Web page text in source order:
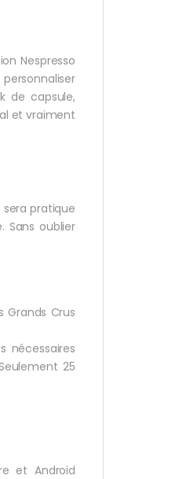
Nespresso
de capsule,
et vraiment
sera pratique
Sans oublier
Grands Crus
nécessaires
25
et Android